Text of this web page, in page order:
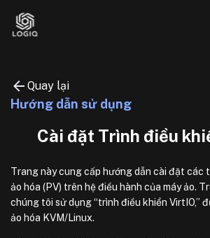
qua
Quay lại
Hướng dẫn sử dụng
Cài đặt Trình điều
Trang này cung cấp hướng dẫn cài đặt các
ảo hóa (PV) trên hệ điều hành của máy ảo.
chúng tôi sử dụng “trình điều khiển VirtIO,”
ảo hóa KVM/Linux.